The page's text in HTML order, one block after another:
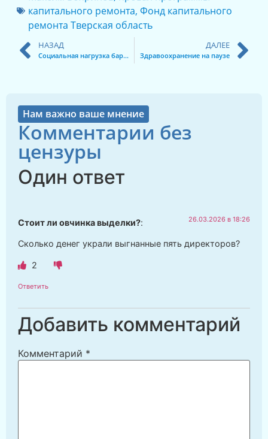
капитального ремонта, Фонд капитального
ремонта Тверская область
НАЗАД
Социальная нагрузка барыгам
ДАЛЕЕ
Здравоохранение на паузе
Нам важно ваше мнение
Комментарии без
цензуры
Один ответ
Стоит ли овчинка выделки?: 26.03.2026 в 18:26
Сколько денег украли выгнанные пять директоров?
2
Ответить
Добавить комментарий
Комментарий *